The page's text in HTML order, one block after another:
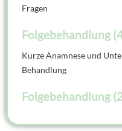
Fragen
Folgebehandlung
Kurze Anamnese und
Behandlung
Folgebehandlung